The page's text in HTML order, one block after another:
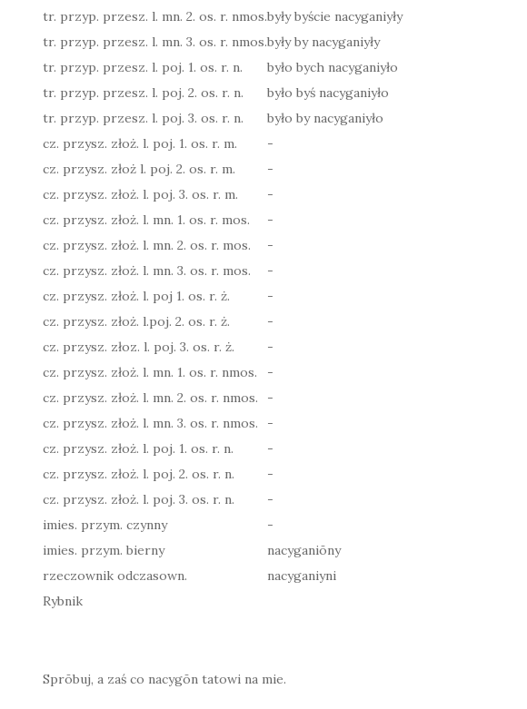
tr. przyp. przesz. l. mn. 2. os. r. nmos.były byście nacyganiyły
tr. przyp. przesz. l. mn. 3. os. r. nmos.były by nacyganiyły
tr. przyp. przesz. l. poj. 1. os. r. n.
było bych nacyganiyło
tr. przyp. przesz. l. poj. 2. os. r. n.
było byś nacyganiyło
tr. przyp. przesz. l. poj. 3. os. r. n.
było by nacyganiyło
cz. przysz. złoż. l. poj. 1. os. r. m.
-
cz. przysz. złoż l. poj. 2. os. r. m.
-
cz. przysz. złoż. l. poj. 3. os. r. m.
-
cz. przysz. złoż. l. mn. 1. os. r. mos.
-
cz. przysz. złoż. l. mn. 2. os. r. mos.
-
cz. przysz. złoż. l. mn. 3. os. r. mos.
-
cz. przysz. złoż. l. poj 1. os. r. ż.
-
cz. przysz. złoż. l.poj. 2. os. r. ż.
-
cz. przysz. złoz. l. poj. 3. os. r. ż.
-
cz. przysz. złoż. l. mn. 1. os. r. nmos.
-
cz. przysz. złoż. l. mn. 2. os. r. nmos.
-
cz. przysz. złoż. l. mn. 3. os. r. nmos.
-
cz. przysz. złoż. l. poj. 1. os. r. n.
-
cz. przysz. złoż. l. poj. 2. os. r. n.
-
cz. przysz. złoż. l. poj. 3. os. r. n.
-
imies. przym. czynny
-
imies. przym. bierny
nacyganiōny
rzeczownik odczasown.
nacyganiyni
Rybnik
Sprōbuj, a zaś co nacygōn tatowi na mie.